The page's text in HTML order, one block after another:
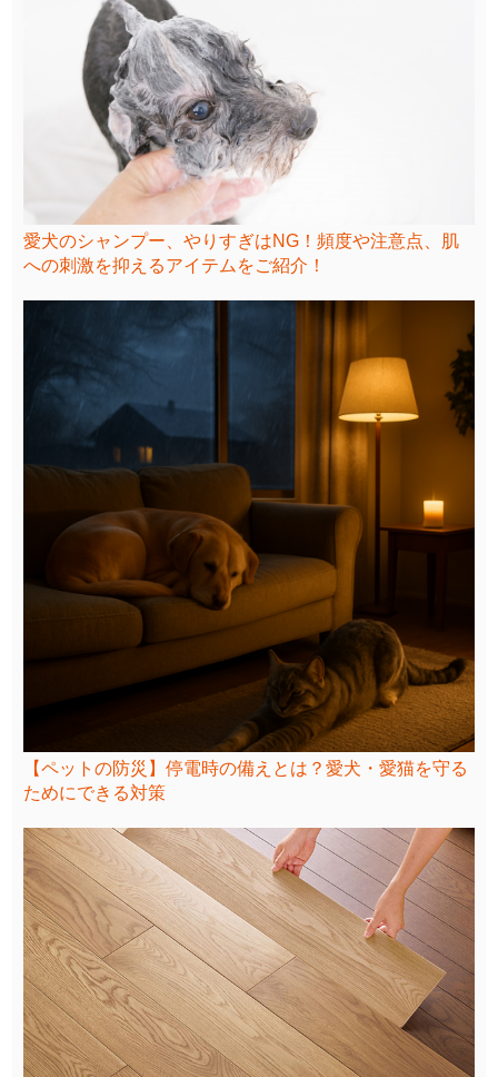
愛犬のシャンプー、やりすぎはNG！頻度や注意点、肌
への刺激を抑えるアイテムをご紹介！
【ペットの防災】停電時の備えとは？愛犬・愛猫を守る
ためにできる対策